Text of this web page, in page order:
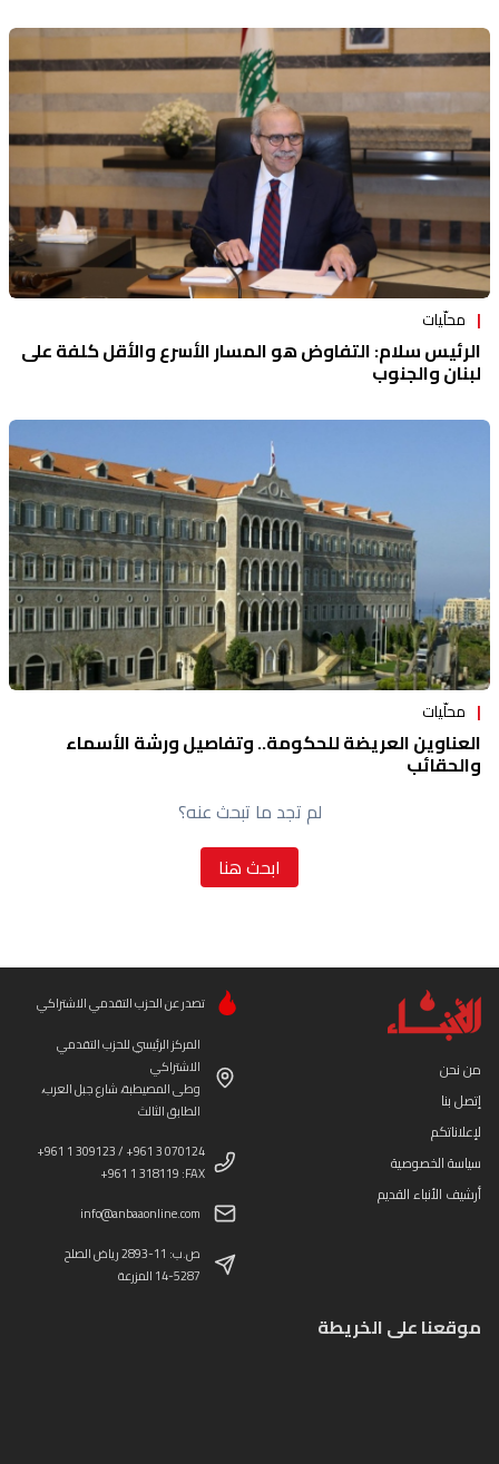
محلّيات
الرئيس سلام: التفاوض هو المسار الأسرع والأقل كلفة على
لبنان والجنوب
محلّيات
العناوين العريضة للحكومة.. وتفاصيل ورشة الأسماء
والحقائب
لم تجد ما تبحث عنه؟
ابحث هنا
من نحن
إتصل بنا
لإعلاناتكم
سياسة الخصوصية
أرشيف الأنباء القديم
تصدر عن الحزب التقدمي الاشتراكي
المركز الرئيسي للحزب التقدمي
الاشتراكي
وطى المصيطبة، شارع جبل العرب،
الطابق الثالث
+961 1 309123 / +961 3 070124
+961 1 318119 :FAX
info@anbaaonline.com
ص.ب: 11-2893 رياض الصلح
14-5287 المزرعة
موقعنا على الخريطة